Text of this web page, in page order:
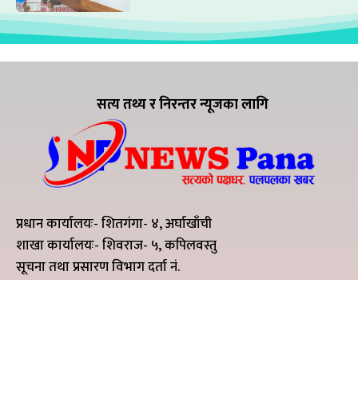
सत्य तथ्य र निरन्तर न्यूजका लागि
प्रधान कार्यालयः- शितगंगा- ४, अर्घाखाँची
शाखा कार्यालयः- शिवराज- ५, कपिलवस्तु
सूचना तथा प्रसारण विभाग दर्ता नं.